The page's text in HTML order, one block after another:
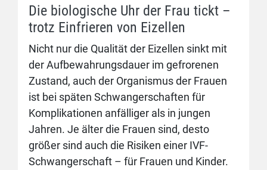
Die biologische Uhr der Frau tickt –
trotz Einfrieren von Eizellen
Nicht nur die Qualität der Eizellen sinkt mit
der Aufbewahrungsdauer im gefrorenen
Zustand, auch der Organismus der Frauen
ist bei späten Schwangerschaften für
Komplikationen anfälliger als in jungen
Jahren. Je älter die Frauen sind, desto
größer sind auch die Risiken einer IVF-
Schwangerschaft – für Frauen und Kinder.